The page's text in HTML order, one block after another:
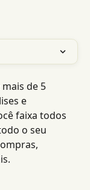
de 5
e
faixa todos
o seu